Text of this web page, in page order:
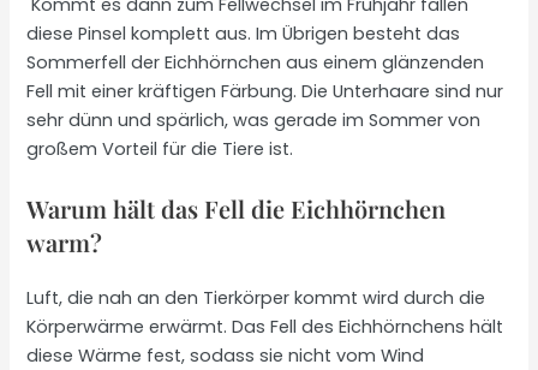
Kommt es dann zum Fellwechsel im Frühjahr fallen
diese Pinsel komplett aus. Im Übrigen besteht das
Sommerfell der Eichhörnchen aus einem glänzenden
Fell mit einer kräftigen Färbung. Die Unterhaare sind nur
sehr dünn und spärlich, was gerade im Sommer von
großem Vorteil für die Tiere ist.
Warum hält das Fell die Eichhörnchen
warm?
Luft, die nah an den Tierkörper kommt wird durch die
Körperwärme erwärmt. Das Fell des Eichhörnchens hält
diese Wärme fest, sodass sie nicht vom Wind